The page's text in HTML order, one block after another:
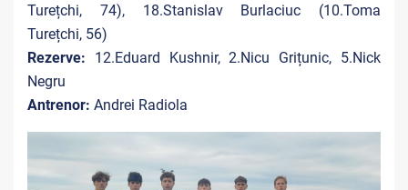
Turețchi, 74), 18.Stanislav Burlaciuc (10.Toma
Turețchi, 56)
Rezerve: 12.Eduard Kushnir, 2.Nicu Grițunic, 5.Nick
Negru
Antrenor: Andrei Radiola